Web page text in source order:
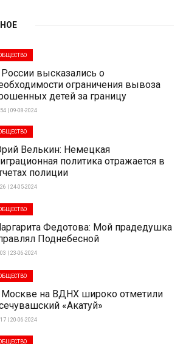
высказались о
ограничения вывоза
детей за границу
| 09-08-2024
Велькин: Немецкая
политика отражается в
полиции
| 24-05-2024
Федотова: Мой прадедушка
Поднебесной
| 23-06-2024
Москве на ВДНХ широко отметили
«Акатуй»
| 20-06-2024